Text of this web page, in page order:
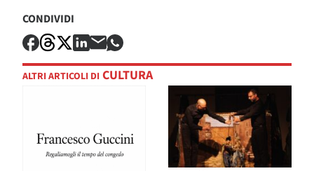
CONDIVIDI
ALTRI ARTICOLI DI CULTURA